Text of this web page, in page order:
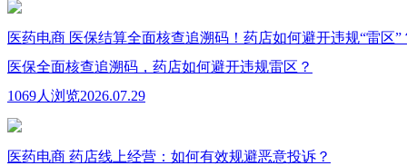
医药电商 医保结算全面核查追溯码！药店如何避开违规“雷区”
医保全面核查追溯码，药店如何避开违规雷区？
1069人浏览2026.07.29
医药电商 药店线上经营：如何有效规避恶意投诉？